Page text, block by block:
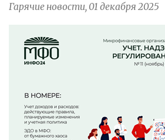
Гарячие новости, 01 декабря 2025